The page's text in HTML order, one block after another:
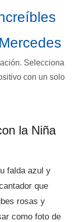
Selecciona
con un solo
la Niña
falda azul y
que
rosas y
como foto de